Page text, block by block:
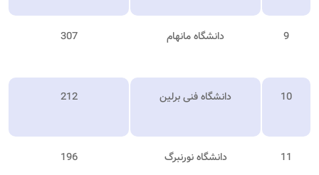
9 دانشگاه مانهام 307
10 دانشگاه فنی برلین 212
11 دانشگاه نورنبرگ 196